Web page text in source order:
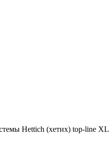
Hettich (хетих) top-line XL